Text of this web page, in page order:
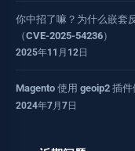
你中招了嘛？为什么嵌套
（CVE-2025-54236）
2025年11月12日
Magento 使用 geoip2 插
2024年7月7日